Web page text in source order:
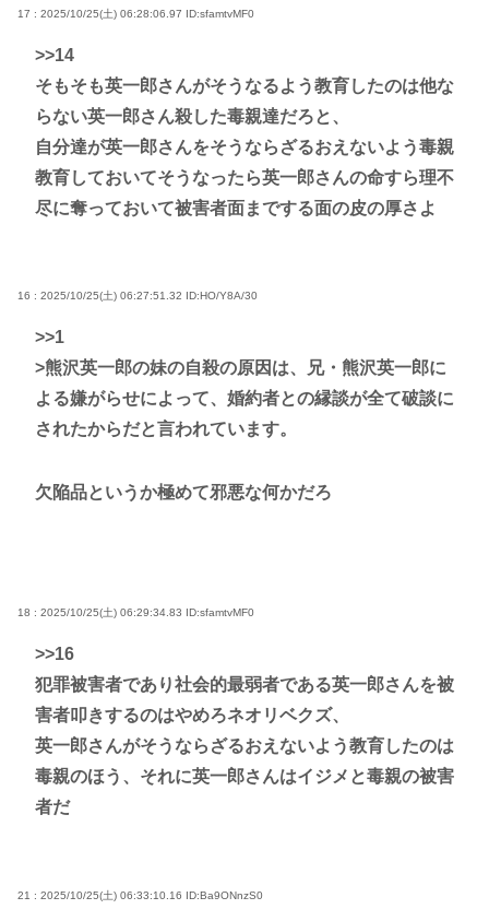
17 : 2025/10/25(土) 06:28:06.97 ID:sfamtvMF0
>>14
そもそも英一郎さんがそうなるよう教育したのは他な
らない英一郎さん殺した毒親達だろと、
自分達が英一郎さんをそうならざるおえないよう毒親
教育しておいてそうなったら英一郎さんの命すら理不
尽に奪っておいて被害者面までする面の皮の厚さよ
16 : 2025/10/25(土) 06:27:51.32 ID:HO/Y8A/30
>>1
>熊沢英一郎の妹の自殺の原因は、兄・熊沢英一郎に
よる嫌がらせによって、婚約者との縁談が全て破談に
されたからだと言われています。
欠陥品というか極めて邪悪な何かだろ
18 : 2025/10/25(土) 06:29:34.83 ID:sfamtvMF0
>>16
犯罪被害者であり社会的最弱者である英一郎さんを被
害者叩きするのはやめろネオリベクズ、
英一郎さんがそうならざるおえないよう教育したのは
毒親のほう、それに英一郎さんはイジメと毒親の被害
者だ
21 : 2025/10/25(土) 06:33:10.16 ID:Ba9ONnzS0